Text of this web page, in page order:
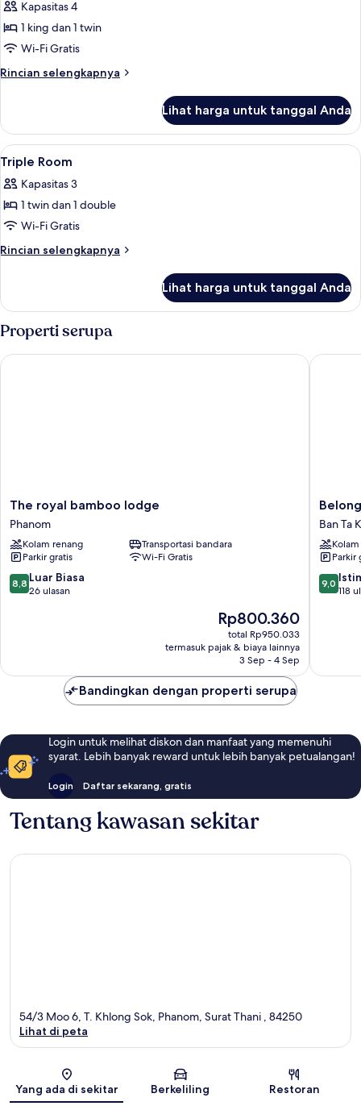
foto
untuk
Family
Room
Kapasitas 4
1 king dan 1 twin
Wi-Fi Gratis
Rincian selengkapnya
Rincian
Family
Room
Lihat harga untuk tanggal Anda
Lihat
semua
foto
untuk
Triple
Room
Shower, perlengkapan mandi gratis,
1
Triple Room
Kapasitas 3
1 twin dan 1 double
Wi-Fi Gratis
Rincian selengkapnya
Rincian
Triple
Room
Lihat harga untuk tanggal Anda
Properti serupa
The
royal
bamboo
lodge
Phanom
The royal bamboo lodge
Phanom
Kolam renang
Transportasi bandara
Parkir gratis
Wi-Fi Gratis
8.8
dari
8,8 Luar Biasa
26 ulasan
Harga
sekarang
Rp800.360
Rp800.360
total Rp950.033
termasuk pajak & biaya lainnya
3 Sep - 4 Sep
The royal bamboo lodge
Belong
Jin
The
Dam
Hotel
&
Resort
Ban Ta
Parkir
9.0
dari
9,0
118
Belong
Bandingkan dengan properti serupa
Login untuk melihat diskon dan manfaat yang memenuhi
syarat. Lebih banyak reward untuk lebih banyak petualangan!
Login Daftar sekarang, gratis
Tentang kawasan sekitar
Peta
54/3 Moo 6, T. Khlong Sok, Phanom, Surat Thani , 84250
Lihat di peta
Yang ada di sekitar Berkeliling Restoran